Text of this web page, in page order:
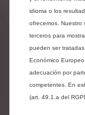
comodidad y
idioma o los
ofrecemos. Nuestro
terceros para
pueden ser
Económico
adecuación por
competentes. En
(art. 49.1.a del